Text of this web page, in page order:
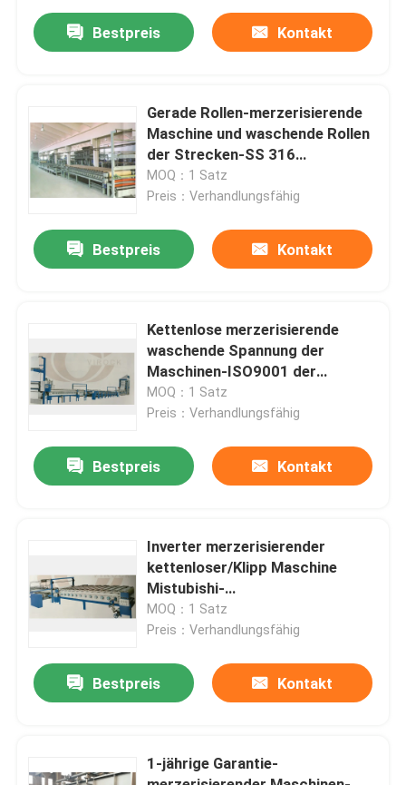
Haus
Über uns
Qualitätskontrolle
Treten Sie mit uns in Verbindung
Nachrichten
Fordern Sie ein Zitat
Hitzeeinstellung stenter
Bestpreis Kontakt
Gerade Rollen-merzerisierende
Maschine und waschende Rollen
der Strecken-SS 316
energiesparend
MOQ：1 Satz
Preis：Verhandlungsfähig
Bestpreis Kontakt
Kettenlose merzerisierende
waschende Spannung der
Maschinen-ISO9001 der
Strecken-SS 316 der Rollen-380
MOQ：1 Satz
Preis：Verhandlungsfähig
Bestpreis Kontakt
Inverter merzerisierender
kettenloser/Klipp Maschine
Mistubishi-
Kontrollinverter/kombinierte Art
MOQ：1 Satz
Preis：Verhandlungsfähig
Bestpreis Kontakt
1-jährige Garantie-